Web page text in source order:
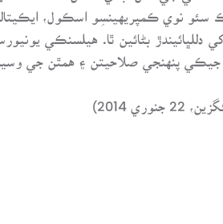
سئو نوي ڪمپريهينسِو اسڪول،
بڻائين ٿا. هيلسنڪي
پنهنجي صلاحيتن ۽ همٿن جي
2014)